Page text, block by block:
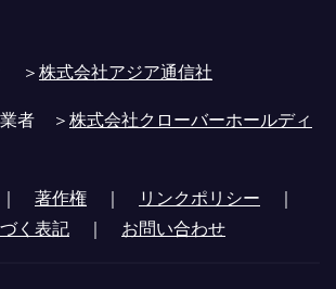
＞株式会社アジア通信社
業者 ＞株式会社クローバーホールディ
著作権 ｜ リンクポリシー ｜
く表記 ｜ お問い合わせ